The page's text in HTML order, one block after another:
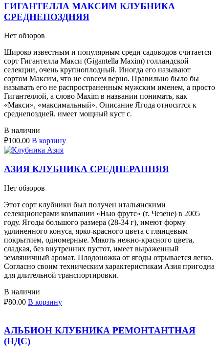
ГИГАНТЕЛЛА МАКСИМ КЛУБНИКА
СРЕДНЕПОЗДНЯЯ
Нет обзоров
Широко известным и популярным среди садоводов считается
сорт Гигантелла Макси (Gigantella Maxim) голландской
селекции, очень крупноплодный. Иногда его называют
сортом Максим, что не совсем верно. Правильно было бы
называть его не распространенным мужским именем, а просто
Гигантеллой, а слово Maxim в названии понимать, как
«Макси», «максимальный». Описание Ягода относится к
среднепоздней, имеет мощный куст с.
В наличии
₽100.00 В корзину
АЗИЯ КЛУБНИКА СРЕДНЕРАННЯЯ
Нет обзоров
Этот сорт клубники был получен итальянскими
селекционерами компании «Нью фрутс» (г. Чезене) в 2005
году. Ягоды большого размера (28-34 г), имеют форму
удлиненного конуса, ярко-красного цвета с глянцевым
покрытием, одномерные. Мякоть нежно-красного цвета,
сладкая, без внутренних пустот, имеет выраженный
земляничный аромат. Плодоножка от ягоды отрывается легко.
Согласно своим техническим характеристикам Азия пригодна
для длительной транспортировки.
В наличии
₽80.00 В корзину
АЛЬБИОН КЛУБНИКА РЕМОНТАНТНАЯ
(НДС)